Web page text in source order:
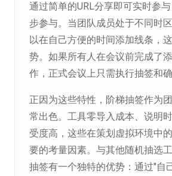
通过简单的URL分享即可实时参
步参与。当团队成员处于不同时
以在自己方便的时间添加线条，
势。如果所有人在会议前完成了
作，正式会议上只需执行抽签和确
正因为这些特性，阶梯抽签作为
常出色。工具零导入成本、说明
受度高，这些在策划虚拟环境中
要的考量因素。与其他随机抽选
抽签有一个独特的优势：通过"自